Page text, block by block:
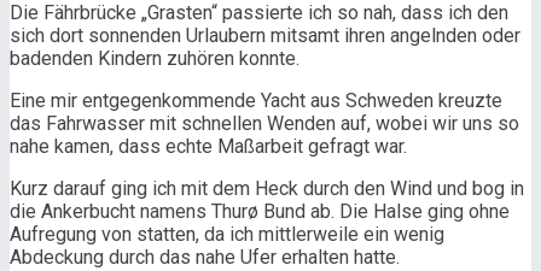
Die Fährbrücke „Grasten“ passierte ich so nah, dass ich den
sich dort sonnenden Urlaubern mitsamt ihren angelnden oder
badenden Kindern zuhören konnte.
Eine mir entgegenkommende Yacht aus Schweden kreuzte
das Fahrwasser mit schnellen Wenden auf, wobei wir uns so
nahe kamen, dass echte Maßarbeit gefragt war.
Kurz darauf ging ich mit dem Heck durch den Wind und bog in
die Ankerbucht namens Thurø Bund ab. Die Halse ging ohne
Aufregung von statten, da ich mittlerweile ein wenig
Abdeckung durch das nahe Ufer erhalten hatte.